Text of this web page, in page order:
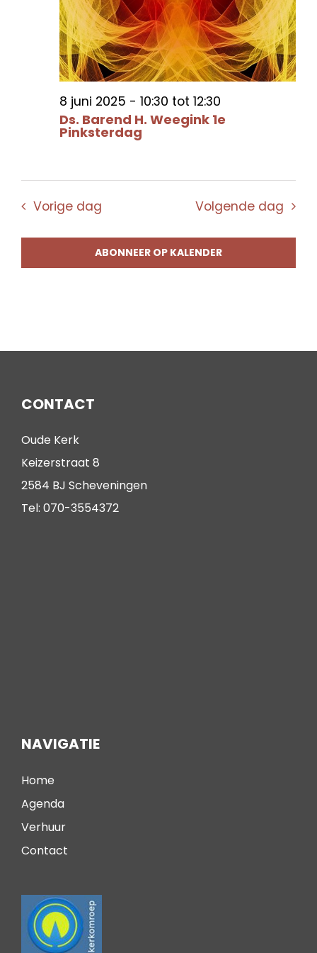
Ds. Barend H. Weegink 1e
Pinksterdag
8 juni 2025 - 10:30 tot 12:30
Vorige dag Volgende dag
ABONNEER OP KALENDER
CONTACT
Oude Kerk
Keizerstraat 8
2584 BJ Scheveningen
Tel: 070-3554372
NAVIGATIE
Home
Agenda
Verhuur
Contact